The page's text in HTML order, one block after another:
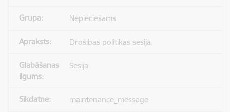
Nepieciešams
Drošības politikas sesija.
Sesija
maintenance_message